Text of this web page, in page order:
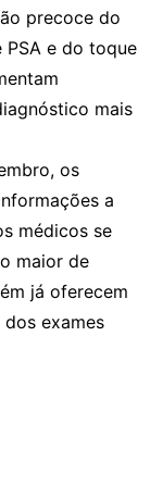
precoce do
e do toque
mais
os
a
médicos se
maior de
já oferecem
exames